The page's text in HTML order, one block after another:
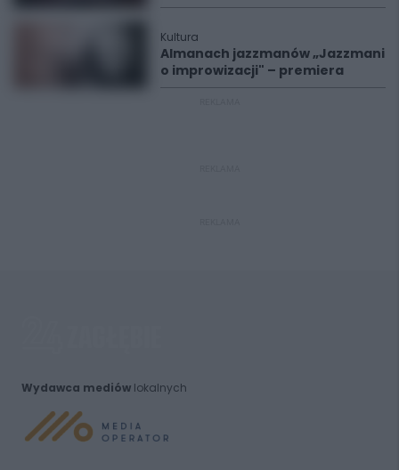
Kultura
Almanach jazzmanów „Jazzmani
o improwizacji" – premiera
Wydawca mediówlokalnych